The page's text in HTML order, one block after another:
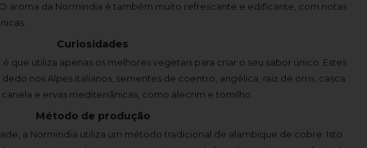
aroma da Normindia é também muito refrescante e edificante, com notas
Curiosidades
que utiliza apenas os melhores vegetais para criar o seu sabor único. Estes
nos Alpes italianos, sementes de coentro, angélica, raiz de orris, casca
e ervas mediterrânicas, como alecrim e tomilho.
Método de produção
a Normindia utiliza um método tradicional de alambique de cobre. Isto